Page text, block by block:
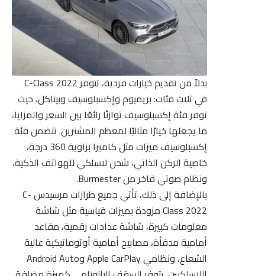
بدلاً من تقديم خيارات فردية، تتوفرC-Class 2022
في ثلاث فئات: بريميوم وإكسبلوسيف وبيناكل، حيث
توفر فئة إكسبلوسيف توازنًا رائعًا بين السعر والمزايا،
ما يجعلها خيارًا مثاليًا لمعظم المشترين. تتضمن فئة
إكسبلوسيف ميزات مثل كاميرا بزاوية 360 درجة،
خاصية الركن الذاتي، شحن لاسلكي للهواتف الذكية،
ونظام صوتي فاخر من Burmester.
بالإضافة إلى ذلك، تأتي جميع طرازات مرسيدس C-
Class 2022 مزودة بميزات قياسية مثل شاشة
معلومات كبيرة، شاشة عدادات رقمية، مقاعد
أمامية مدفأة، مصابيح أمامية أوتوماتيكية عالية
الشعاع، ونظامي Apple CarPlay وAndroid Auto